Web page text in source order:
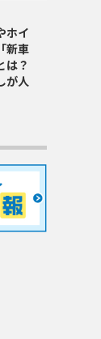
ホイ
新車
は？
が人